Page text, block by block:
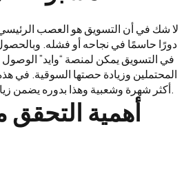
لا شك في أن التسويق هو العصب
دورًا حاسمًا في نجاحه أو فشله.
في التسويق يمكن لمنصة “وايد” الوصول
المحتملين وزيادة حصتها السوقية. في
أكثر شهرة وشعبية وهذا بدوره يضمن زيادة في الإيرادات والأرباح.
أهمية التحقق